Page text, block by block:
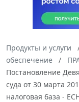
Продукты и услуги
обеспечение
Постановление
суда от 30 марта
налоговая база -